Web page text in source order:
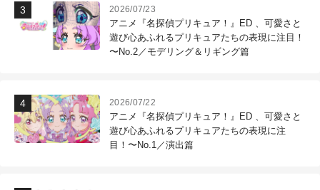
2026/07/23
アニメ『名探偵プリキュア！』ED 、可愛さと
遊び心あふれるプリキュアたちの表現に注目！
〜No.2／モデリング＆リギング篇
2026/07/22
アニメ『名探偵プリキュア！』ED 、可愛さと
遊び心あふれるプリキュアたちの表現に注
目！〜No.1／演出篇